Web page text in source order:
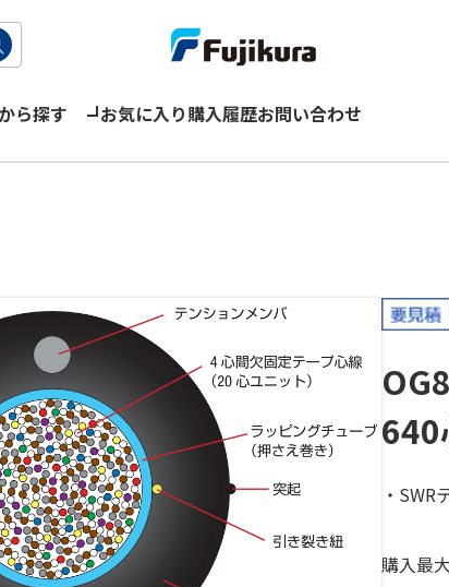
ら探す お気に入り購入履歴お問い合わせ
640
・
購入最